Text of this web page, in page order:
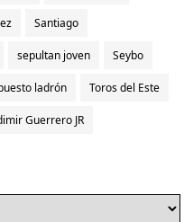
Santiago
sepultan joven Seybo
ladrón Toros del Este
Guerrero JR